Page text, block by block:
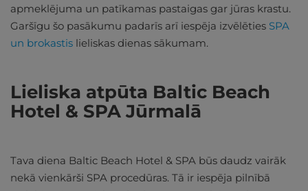
apmeklējuma un patīkamas pastaigas gar jūras krastu.
Garšīgu šo pasākumu padarīs arī iespēja izvēlēties SPA
un brokastis lieliskas dienas sākumam.
Lieliska atpūta Baltic Beach
Hotel & SPA Jūrmalā
Tava diena Baltic Beach Hotel & SPA būs daudz vairāk
nekā vienkārši SPA procedūras. Tā ir iespēja pilnībā